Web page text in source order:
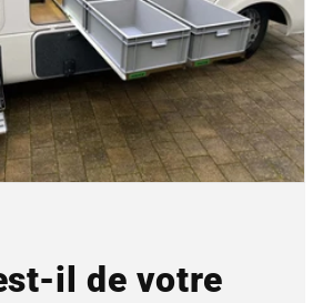
il de votre